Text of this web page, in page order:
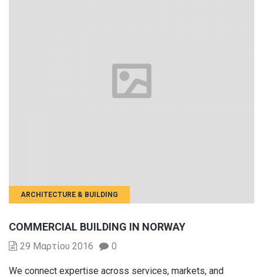
ARCHITECTURE & BUILDING
COMMERCIAL BUILDING IN NORWAY
29 Μαρτίου 2016 0
We connect expertise across services, markets, and